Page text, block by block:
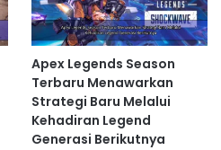
Apex Legends Season
Terbaru Menawarkan
Strategi Baru Melalui
Kehadiran Legend
Generasi Berikutnya